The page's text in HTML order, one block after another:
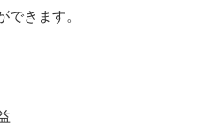
できます。